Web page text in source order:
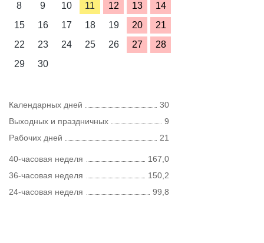
8
9 10 11 12 13
14
15
16 17 18 19 20
21
22
23 24 25 26 27
28
29
30
Календарных дней
30
Выходных и праздничных
9
Рабочих дней
21
40-часовая неделя
167,0
36-часовая неделя
150,2
24-часовая неделя
99,8